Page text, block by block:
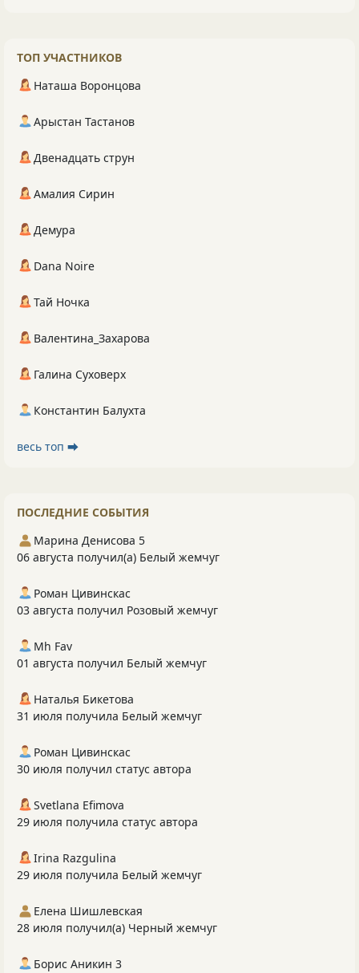
ТОП УЧАСТНИКОВ
Наташа Воронцова
Арыстан Тастанов
Двенадцать струн
Амалия Сирин
Демура
Dana Noire
Тай Ночка
Валентина_Захарова
Галина Суховерх
Константин Балухта
весь топ ⮕
ПОСЛЕДНИЕ СОБЫТИЯ
Марина Денисова 5
06 августа получил(а) Белый жемчуг
Роман Цивинскас
03 августа получил Розовый жемчуг
Mh Fav
01 августа получил Белый жемчуг
Наталья Бикетова
31 июля получила Белый жемчуг
Роман Цивинскас
30 июля получил статус автора
Svetlana Efimova
29 июля получила статус автора
Irina Razgulina
29 июля получила Белый жемчуг
Елена Шишлевская
28 июля получил(а) Черный жемчуг
Борис Аникин 3